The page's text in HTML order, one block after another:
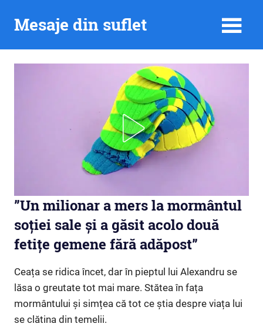
Mesaje din suflet
”Un milionar a mers la mormântul
soției sale și a găsit acolo două
fetițe gemene fără adăpost”
Ceața se ridica încet, dar în pieptul lui Alexandru se
lăsa o greutate tot mai mare. Stătea în fața
mormântului și simțea că tot ce știa despre viața lui
se clătina din temelii.